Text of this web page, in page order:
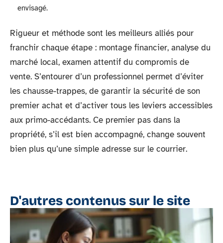
envisagé.
Rigueur et méthode sont les meilleurs alliés pour
franchir chaque étape : montage financier, analyse du
marché local, examen attentif du compromis de
vente. S’entourer d’un professionnel permet d’éviter
les chausse-trappes, de garantir la sécurité de son
premier achat et d’activer tous les leviers accessibles
aux primo-accédants. Ce premier pas dans la
propriété, s’il est bien accompagné, change souvent
bien plus qu’une simple adresse sur le courrier.
D'autres contenus sur le site